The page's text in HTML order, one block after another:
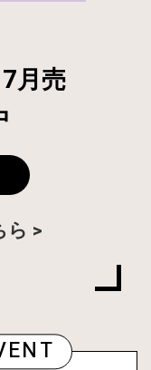
月売
ら